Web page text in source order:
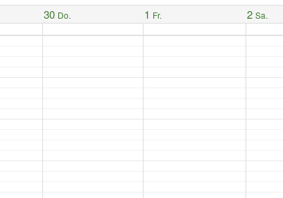
30 Do. 1 Fr. 2 Sa.